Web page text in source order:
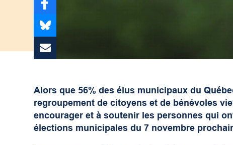
Alors que 56% des élus municipaux du
regroupement de citoyens et de bénévoles
encourager et à soutenir les personnes qui
élections municipales du 7 novembre